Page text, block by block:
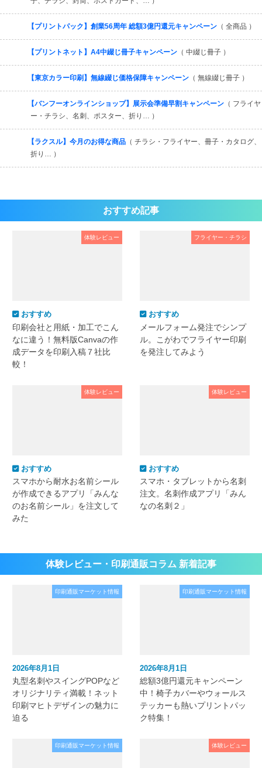
【プリントパック】創業56周年 総額3億円還元キャンペーン （ 全商品 ）
【プリントネット】A4中綴じ冊子キャンペーン （ 中綴じ冊子 ）
【東京カラー印刷】無線綴じ価格保障キャンペーン （ 無線綴じ冊子 ）
【バンフーオンラインショップ】展示会準備早割キャンペーン （ フライヤ
ー・チラシ、名刺、ポスター、折り… ）
【ラクスル】今月のお得な商品 （ チラシ・フライヤー、冊子・カタログ、
折り… ）
おすすめ記事
体験レビュー
おすすめ
印刷会社と用紙・加工でこん
なに違う！無料版Canvaの作
成データを印刷入稿７社比
較！
フライヤー・チラシ
おすすめ
メールフォーム発注でシンプ
ル。こがわでフライヤー印刷
を発注してみよう
体験レビュー
おすすめ
スマホから耐水お名前シール
が作成できるアプリ「みんな
のお名前シール」を注文して
みた
体験レビュー
おすすめ
スマホ・タブレットから名刺
注文。名刺作成アプリ「みん
なの名刺２」
体験レビュー・印刷通販コラム 新着記事
印刷通販マーケット情報
2026年8月1日
丸型名刺やスイングPOPなど
オリジナリティ満載！ネット
印刷マヒトデザインの魅力に
迫る
印刷通販マーケット情報
2026年8月1日
総額3億円還元キャンペーン
中！椅子カバーやウォールス
テッカーも熱いプリントパッ
ク特集！
印刷通販マーケット情報 体験レビュー